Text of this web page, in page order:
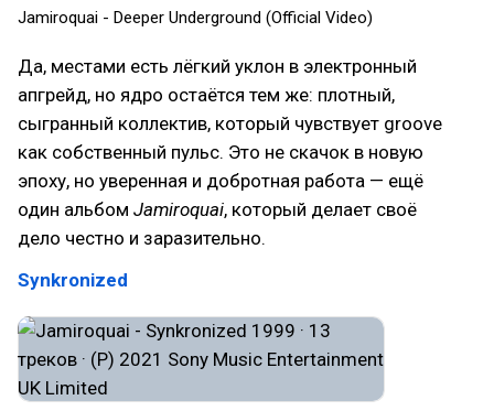
Jamiroquai - Deeper Underground (Official Video)
Да, местами есть лёгкий уклон в электронный
апгрейд, но ядро остаётся тем же: плотный,
сыгранный коллектив, который чувствует groove
как собственный пульс. Это не скачок в новую
эпоху, но уверенная и добротная работа — ещё
один альбом Jamiroquai, который делает своё
дело честно и заразительно.
Synkronized